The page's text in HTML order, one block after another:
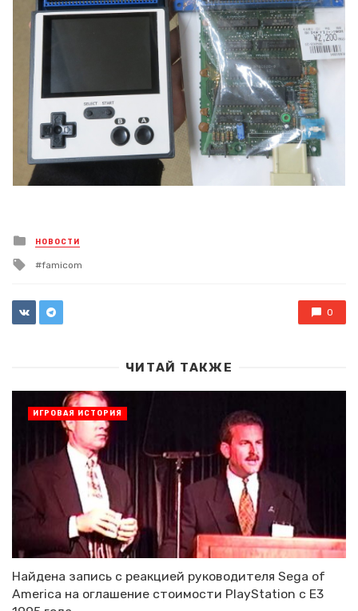
Posted
in
НОВОСТИ
Tagged
famicom
0
ЧИТАЙ ТАКЖЕ
Найдена запись с реакцией руководителя Sega of
America на оглашение стоимости PlayStation с E3
ИГРОВАЯ ИСТОРИЯ